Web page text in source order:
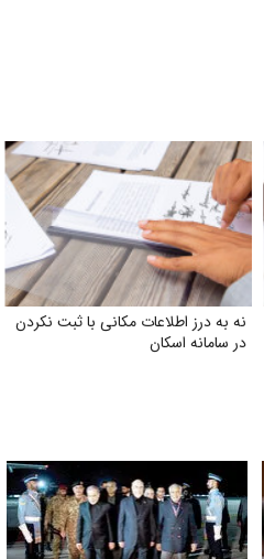
نه به درز اطلاعات مکانی با ثبت نکردن
در سامانه اسکان